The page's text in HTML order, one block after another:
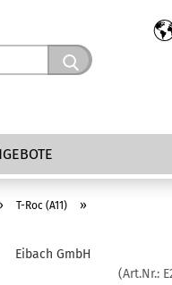
Suche...
T-Roc (A11) »
Eibach GmbH
(Art.Nr.: